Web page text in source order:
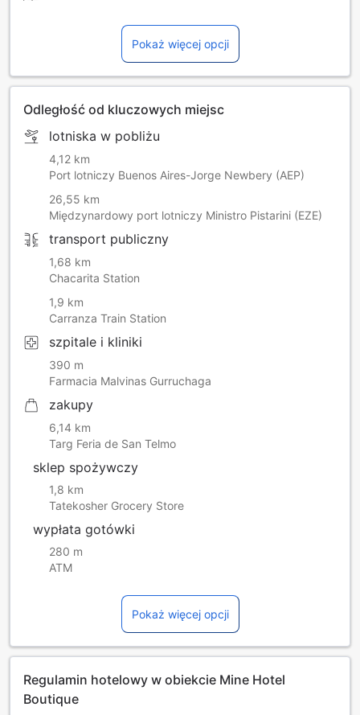
Pokaż więcej opcji
Odległość od kluczowych miejsc
lotniska w pobliżu
4,12 km
Port lotniczy Buenos Aires-Jorge Newbery (AEP)
26,55 km
Międzynardowy port lotniczy Ministro Pistarini (EZE)
transport publiczny
1,68 km
Chacarita Station
1,9 km
Carranza Train Station
szpitale i kliniki
390 m
Farmacia Malvinas Gurruchaga
zakupy
6,14 km
Targ Feria de San Telmo
sklep spożywczy
1,8 km
Tatekosher Grocery Store
wypłata gotówki
280 m
ATM
Pokaż więcej opcji
Regulamin hotelowy w obiekcie Mine Hotel
Boutique